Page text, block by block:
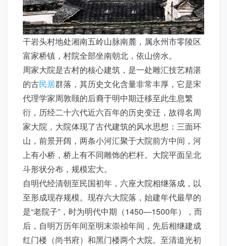
干岩头村地处湘南五岭山脉南麓，属永州市零陵区
富家桥镇，村院全部坐南朝北，依山傍水。
周家大院是古村的核心建筑，是一处雕汇技艺精湛
的古民居群落，其历史文化含量非常丰厚，它是宋
代理学家周敦颐的后裔于明中期迁移至此生息繁
衍，历经二十六代近六百年的历史变迁，故得名周
家大院，大院体现了古代建筑的风水思想：三面环
山，前景开阔，两条小河汇聚于大院前方中间，河
上有小桥，桥上有不同雕饰的栏杆。大院平面呈北
斗形状分布，规模宏大。
自明代经清朝至民国初年，六座大院相继落成，以
至形成现存规模。现存六大院落，始建年代最早的
是“老院子”，时为明代中期（1450—1500年），而
后，自明万历年间至明末崇祯年间，先后相继建成
红门楼（尚书府）和黑门楼两个大院。至清道光初